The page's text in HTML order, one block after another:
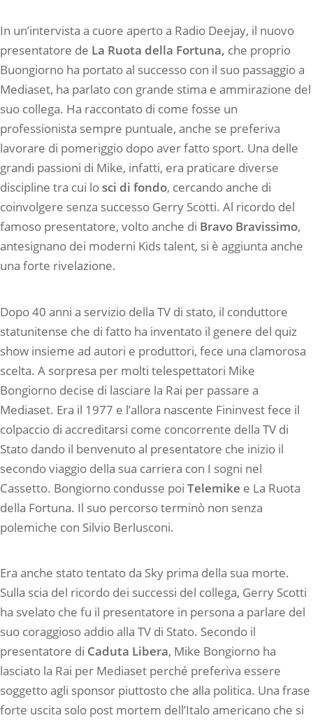
In un’intervista a cuore aperto a Radio Deejay, il nuovo
presentatore de La Ruota della Fortuna, che proprio
Buongiorno ha portato al successo con il suo passaggio a
Mediaset, ha parlato con grande stima e ammirazione del
suo collega. Ha raccontato di come fosse un
professionista sempre puntuale, anche se preferiva
lavorare di pomeriggio dopo aver fatto sport. Una delle
grandi passioni di Mike, infatti, era praticare diverse
discipline tra cui losci di fondo, cercando anche di
coinvolgere senza successo Gerry Scotti. Al ricordo del
famoso presentatore, volto anche di Bravo Bravissimo,
antesignano dei moderni Kids talent, si è aggiunta anche
una forte rivelazione.
Dopo 40 anni a servizio della TV di stato, il conduttore
statunitense che di fatto ha inventato il genere del quiz
show insieme ad autori e produttori, fece una clamorosa
scelta. A sorpresa per molti telespettatori Mike
Bongiorno decise di lasciare la Rai per passare a
Mediaset. Era il 1977 e l’allora nascente Fininvest fece il
colpaccio di accreditarsi come concorrente della TV di
Stato dando il benvenuto al presentatore che inizio il
secondo viaggio della sua carriera con I sogni nel
Cassetto. Bongiorno condusse poi Telemike e La Ruota
della Fortuna. Il suo percorso terminò non senza
polemiche con Silvio Berlusconi.
Era anche stato tentato da Sky prima della sua morte.
Sulla scia del ricordo dei successi del collega, Gerry Scotti
ha svelato che fu il presentatore in persona a parlare del
suo coraggioso addio alla TV di Stato. Secondo il
presentatore di Caduta Libera, Mike Bongiorno ha
lasciato la Rai per Mediaset perché preferiva essere
soggetto agli sponsor piuttosto che alla politica. Una frase
forte uscita solo post mortem dell’Italo americano che si